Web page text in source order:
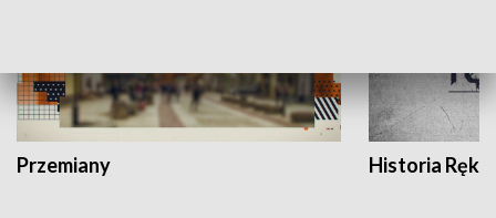
Przemiany Historia Ręką